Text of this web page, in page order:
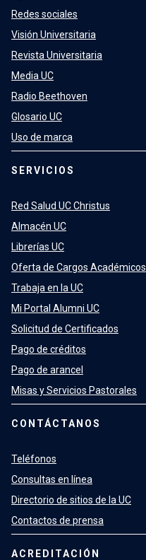
Redes sociales
Visión Universitaria
Revista Universitaria
Media UC
Radio Beethoven
Glosario UC
Uso de marca
SERVICIOS
Red Salud UC Christus
Almacén UC
Librerías UC
Oferta de Cargos Académicos
Trabaja en la UC
Mi Portal Alumni UC
Solicitud de Certificados
Pago de créditos
Pago de arancel
Misas y Servicios Pastorales
CONTÁCTANOS
Teléfonos
Consultas en línea
Directorio de sitios de la UC
Contactos de prensa
ACREDITACIÓN